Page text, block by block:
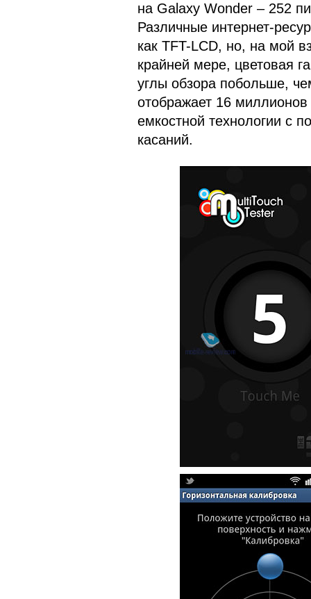
на Galaxy Wonder – 252
Различные интернет-
как TFT-LCD, но, на мой
крайней мере, цветовая
углы обзора побольше,
отображает 16
емкостной технологии с
касаний.